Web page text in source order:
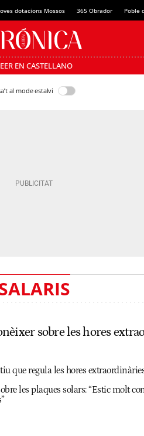
dotacions Mossos 365 Obrador Poble
EN CASTELLANO
al mode estalvi
sobre les hores
que regula les hores
les plaques solars: “Estic molt